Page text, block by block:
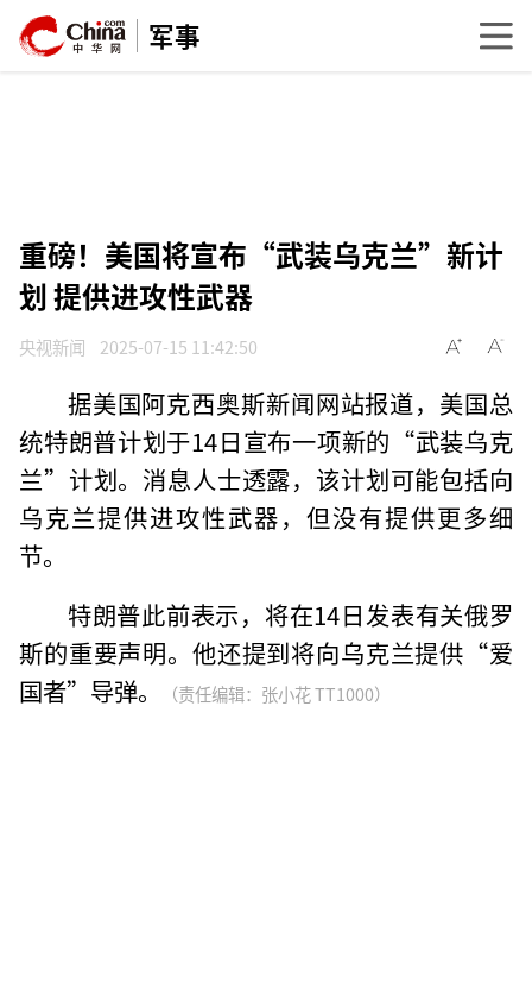
军事
重磅！美国将宣布“武装乌克兰”新计
划 提供进攻性武器
央视新闻 2025-07-15 11:42:50
据美国阿克西奥斯新闻网站报道，美国总
统特朗普计划于14日宣布一项新的“武装乌克
兰”计划。消息人士透露，该计划可能包括向
乌克兰提供进攻性武器，但没有提供更多细
节。
特朗普此前表示，将在14日发表有关俄罗
斯的重要声明。他还提到将向乌克兰提供“爱
国者”导弹。
（责任编辑：张小花 TT1000）